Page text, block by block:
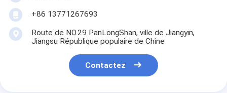
+86 13771267693
Route de NO.29 PanLongShan, ville de Jiangyin,
Jiangsu République populaire de Chine
Contactez